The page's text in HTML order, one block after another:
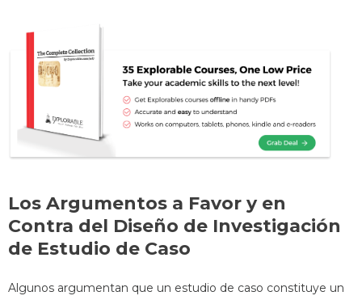
Los Argumentos a Favor y en
Contra del Diseño de Investigación
de Estudio de Caso
Algunos argumentan que un estudio de caso constituye un